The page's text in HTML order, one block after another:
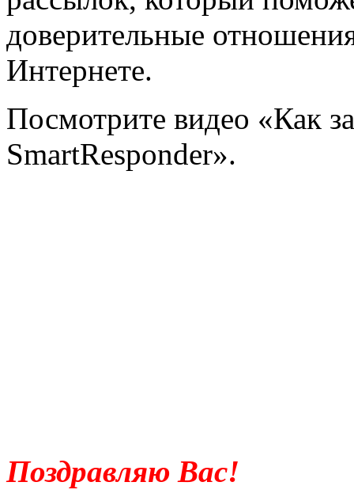
доверительные
Интернете.
Посмотрите видео «Как
SmartResponder».
Поздравляю Вас!